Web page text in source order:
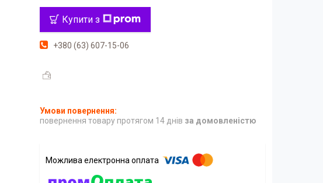
Купити з
+380 (63) 607-15-06
повернення товару протягом 14 днів за домовленістю